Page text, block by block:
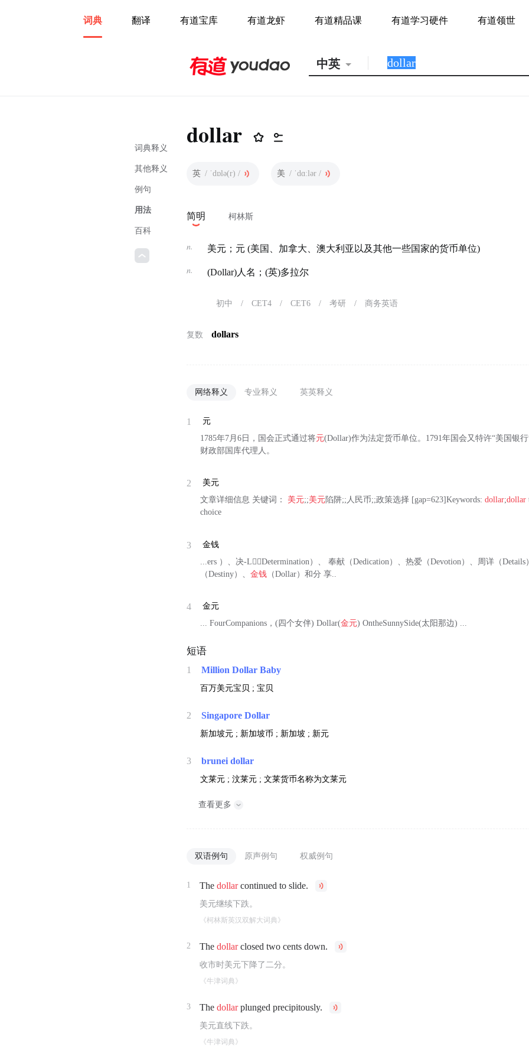
词典 翻译 有道宝库 有道龙虾 有道精品课 有道学习硬件 有道领世
中英
词典释义
其他释义
例句
用法
百科
dollar
英 / ˈdɒlə(r) / 美 / ˈdɑːlər /
简明 柯林斯
n. 美元；元 (美国、加拿大、澳大利亚以及其他一些国家的货币单位)
n. (Dollar)人名；(英)多拉尔
初中 / CET4 / CET6 / 考研 / 商务英语
复数 dollars
网络释义 专业释义 英英释义
1
元
1785年7月6日，国会正式通过将元(Dollar)作为法定货币单位。1791年国会又特许“美国银
财政部国库代理人。
2
美元
文章详细信息 关键词： 美元;;美元陷阱;;人民币;;政策选择 [gap=623]Keywords:dollar;dollar
choice
3
金钱
...ers ）、决-L（Determination）、 奉献（Dedication）、热爱（Devotion）、周详（Details
（Destiny）、金钱 （Dollar）和分 享..
4
金元
... FourCompanions，(四个女伴) Dollar(金元) OntheSunnySide(太阳那边) ...
短语
1 Million Dollar Baby
百万美元宝贝 ; 宝贝
2 Singapore Dollar
新加坡元 ; 新加坡币 ; 新加坡 ; 新元
3 brunei dollar
文莱元 ; 汶莱元 ; 文莱货币名称为文莱元
查看更多
双语例句 原声例句 权威例句
1 Thedollarcontinued to slide.
美元继续下跌。
《柯林斯英汉双解大词典》
2 Thedollarclosed two cents down.
收市时美元下降了二分。
《牛津词典》
3 Thedollarplunged precipitously.
美元直线下跌。
《牛津词典》